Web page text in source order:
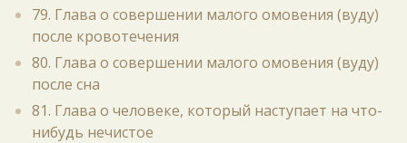
79. Глава о совершении малого омовения (вуду)
после кровотечения
80. Глава о совершении малого омовения (вуду)
после сна
81. Глава о человеке, который наступает на что-
нибудь нечистое